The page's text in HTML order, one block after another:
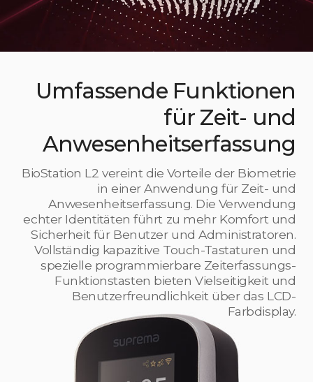
Umfassende Funktionen
für Zeit- und
Anwesenheitserfassung
BioStation L2 vereint die Vorteile der Biometrie
in einer Anwendung für Zeit- und
Anwesenheitserfassung. Die Verwendung
echter Identitäten führt zu mehr Komfort und
Sicherheit für Benutzer und Administratoren.
Vollständig kapazitive Touch-Tastaturen und
spezielle programmierbare Zeiterfassungs-
Funktionstasten bieten Vielseitigkeit und
Benutzerfreundlichkeit über das LCD-
Farbdisplay.